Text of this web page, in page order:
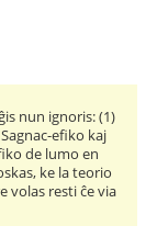
nun ignoris: (1)
efiko kaj
de lumo en
ke la teorio
volas resti ĉe via